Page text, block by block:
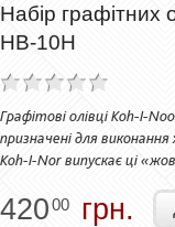
Набір графітних
НВ-10Н
Графітові олівці Koh-I-
призначені для
Koh-I-Nor випускає ці
42000 грн.